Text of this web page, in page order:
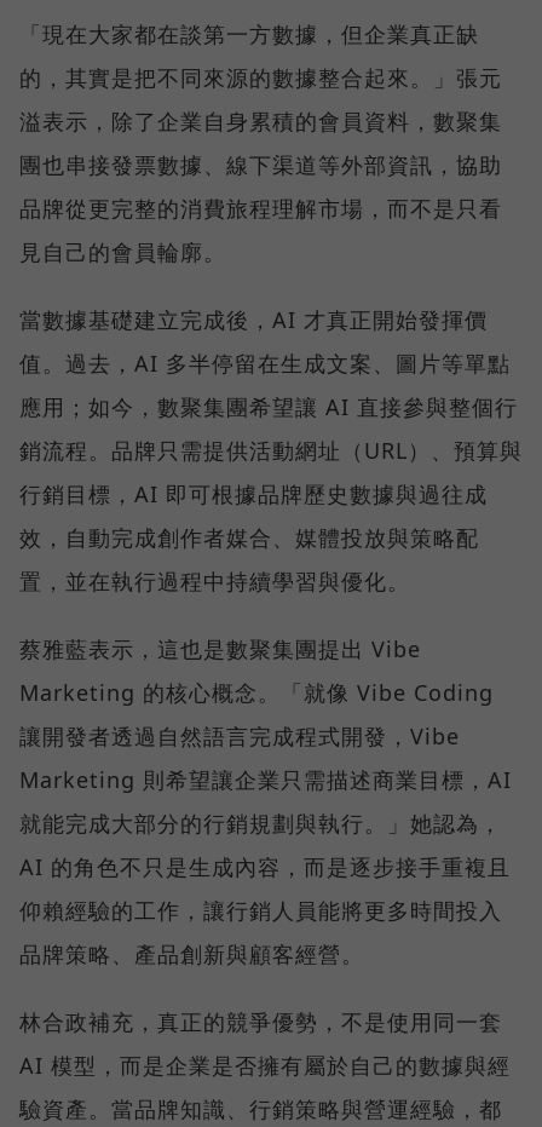
「現在大家都在談第一方數據，但企業真正缺
的，其實是把不同來源的數據整合起來。」張元
溢表示，除了企業自身累積的會員資料，數聚集
團也串接發票數據、線下渠道等外部資訊，協助
品牌從更完整的消費旅程理解市場，而不是只看
見自己的會員輪廓。
當數據基礎建立完成後，AI 才真正開始發揮價
值。過去，AI 多半停留在生成文案、圖片等單點
應用；如今，數聚集團希望讓 AI 直接參與整個行
銷流程。品牌只需提供活動網址（URL）、預算與
行銷目標，AI 即可根據品牌歷史數據與過往成
效，自動完成創作者媒合、媒體投放與策略配
置，並在執行過程中持續學習與優化。
蔡雅藍表示，這也是數聚集團提出 Vibe
Marketing 的核心概念。「就像 Vibe Coding
讓開發者透過自然語言完成程式開發，Vibe
Marketing 則希望讓企業只需描述商業目標，AI
就能完成大部分的行銷規劃與執行。」她認為，
AI 的角色不只是生成內容，而是逐步接手重複且
仰賴經驗的工作，讓行銷人員能將更多時間投入
品牌策略、產品創新與顧客經營。
林合政補充，真正的競爭優勢，不是使用同一套
AI 模型，而是企業是否擁有屬於自己的數據與經
驗資產。當品牌知識、行銷策略與營運經驗，都